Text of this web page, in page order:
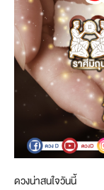
ดวงน่าสนใจวันนี้